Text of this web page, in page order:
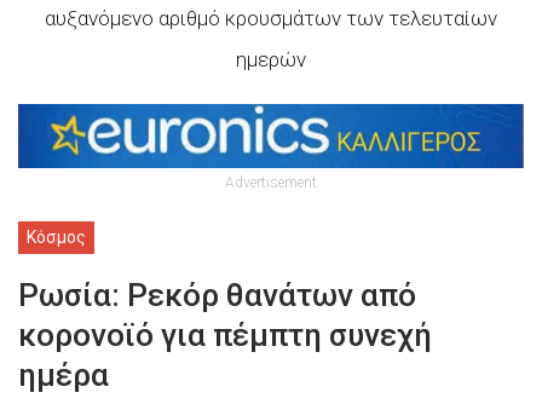
αυξανόμενο αριθμό κρουσμάτων των τελευταίων
ημερών
Advertisement
Κόσμος
Ρωσία: Ρεκόρ θανάτων από
κορονοϊό για πέμπτη συνεχή
ημέρα